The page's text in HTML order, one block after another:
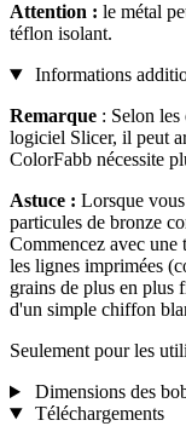
Attention : le métal
téflon isolant.
Informations
Remarque : Selon
logiciel Slicer, il peut
ColorFabb nécessite
Astuce : Lorsque
particules de bronze
Commencez avec une
les lignes imprimées
grains de plus en plus
d'un simple chiffon
Seulement pour les
Dimensions des
Téléchargements